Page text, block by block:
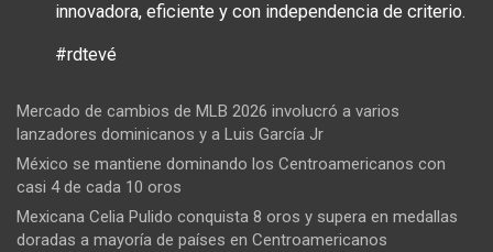
innovadora, eficiente y con independencia de criterio.
#rdtevé
Mercado de cambios de MLB 2026 involucró a varios
lanzadores dominicanos y a Luis García Jr
México se mantiene dominando los Centroamericanos con
casi 4 de cada 10 oros
Mexicana Celia Pulido conquista 8 oros y supera en medallas
doradas a mayoría de países en Centroamericanos